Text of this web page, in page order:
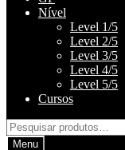
Nível
Level 1/5
Level 2/5
Level 3/5
Level 4/5
Level 5/5
Cursos
Pesquisar
por:Menu